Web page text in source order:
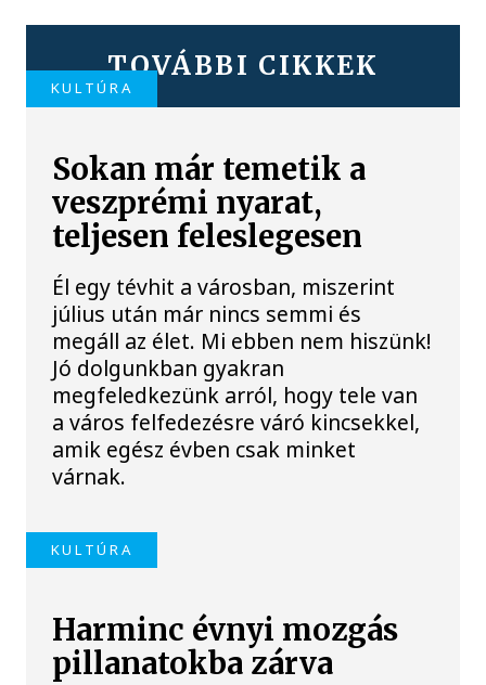
TOVÁBBI CIKKEK
KULTÚRA
Sokan már temetik a
veszprémi nyarat,
teljesen feleslegesen
Él egy tévhit a városban, miszerint
július után már nincs semmi és
megáll az élet. Mi ebben nem hiszünk!
Jó dolgunkban gyakran
megfeledkezünk arról, hogy tele van
a város felfedezésre váró kincsekkel,
amik egész évben csak minket
várnak.
KULTÚRA
Harminc évnyi mozgás
pillanatokba zárva